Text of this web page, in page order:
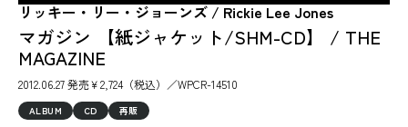
リッキー・リー・ジョーンズ / Rickie Lee Jones
マガジン 【紙ジャケット/SHM-CD】 / THE
MAGAZINE
2012.06.27 発売￥2,724（税込）／WPCR-14510
ALBUM CD 再販